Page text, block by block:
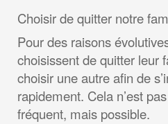
Choisir de quitter notre
Pour des raisons
choisissent de quitter leur
choisir une autre afin de
rapidement. Cela n’est
fréquent, mais possible.